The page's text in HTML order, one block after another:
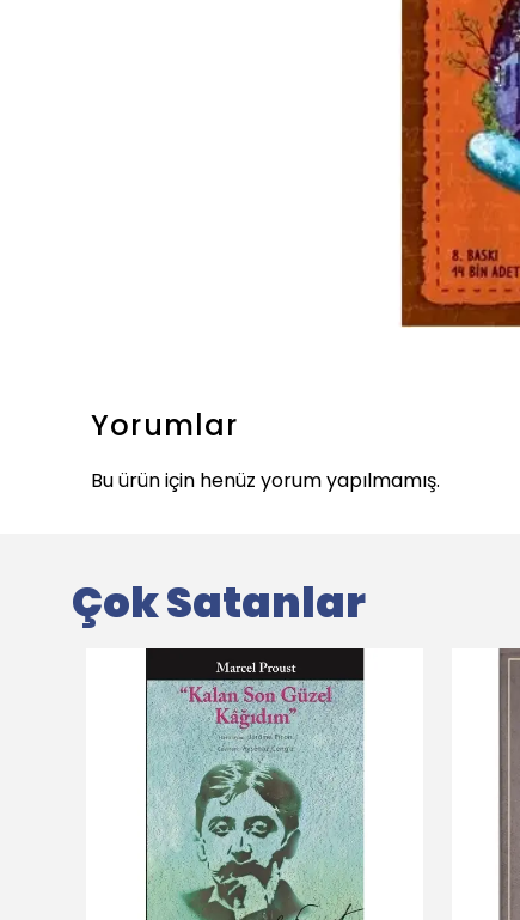
Yorumlar
Bu ürün için henüz yorum yapılmamış.
Çok Satanlar